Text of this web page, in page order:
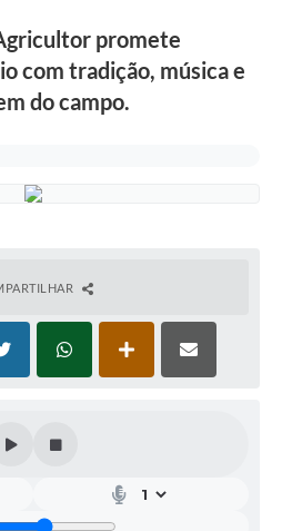
promete
com tradição, música e
do campo.